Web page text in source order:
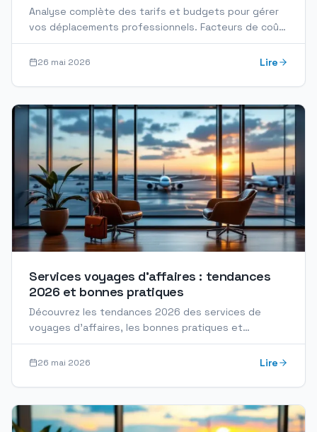
Analyse complète des tarifs et budgets pour gérer
vos déplacements professionnels. Facteurs de coût,
évaluation devis, ROI attendu.
26 mai 2026 Lire
Services voyages d'affaires : tendances
2026 et bonnes pratiques
Découvrez les tendances 2026 des services de
voyages d'affaires, les bonnes pratiques et
comment optimiser votre mobilité professionnelle.
26 mai 2026 Lire